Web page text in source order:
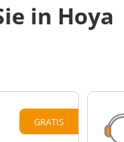
in Hoya
GRATIS